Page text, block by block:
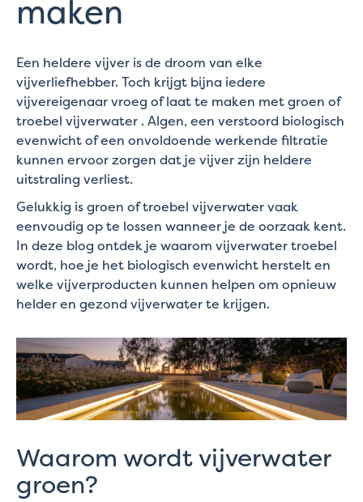
maken
Een heldere vijver is de droom van elke
vijverliefhebber. Toch krijgt bijna iedere
vijvereigenaar vroeg of laat te maken met groen of
troebel vijverwater . Algen, een verstoord biologisch
evenwicht of een onvoldoende werkende filtratie
kunnen ervoor zorgen dat je vijver zijn heldere
uitstraling verliest.
Gelukkig is groen of troebel vijverwater vaak
eenvoudig op te lossen wanneer je de oorzaak kent.
In deze blog ontdek je waarom vijverwater troebel
wordt, hoe je het biologisch evenwicht herstelt en
welke vijverproducten kunnen helpen om opnieuw
helder en gezond vijverwater te krijgen.
Waarom wordt vijverwater
groen?